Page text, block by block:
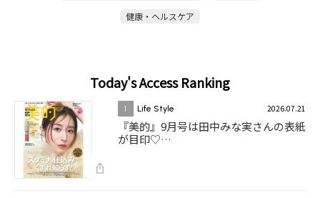
健康・ヘルスケア
Today's Access Ranking
1 Life Style 2026.07.21
『美的』9月号は田中みな実さんの表紙
が目印♡…